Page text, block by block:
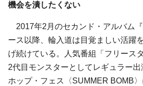
機会を潰したくない
2017年2月のセカンド・アルバム
ース以降、輪入道は目覚ましい活躍
げ続けている。人気番組「フリース
2代目モンスターとしてレギュラー
ホップ・フェス〈SUMMER BOMB